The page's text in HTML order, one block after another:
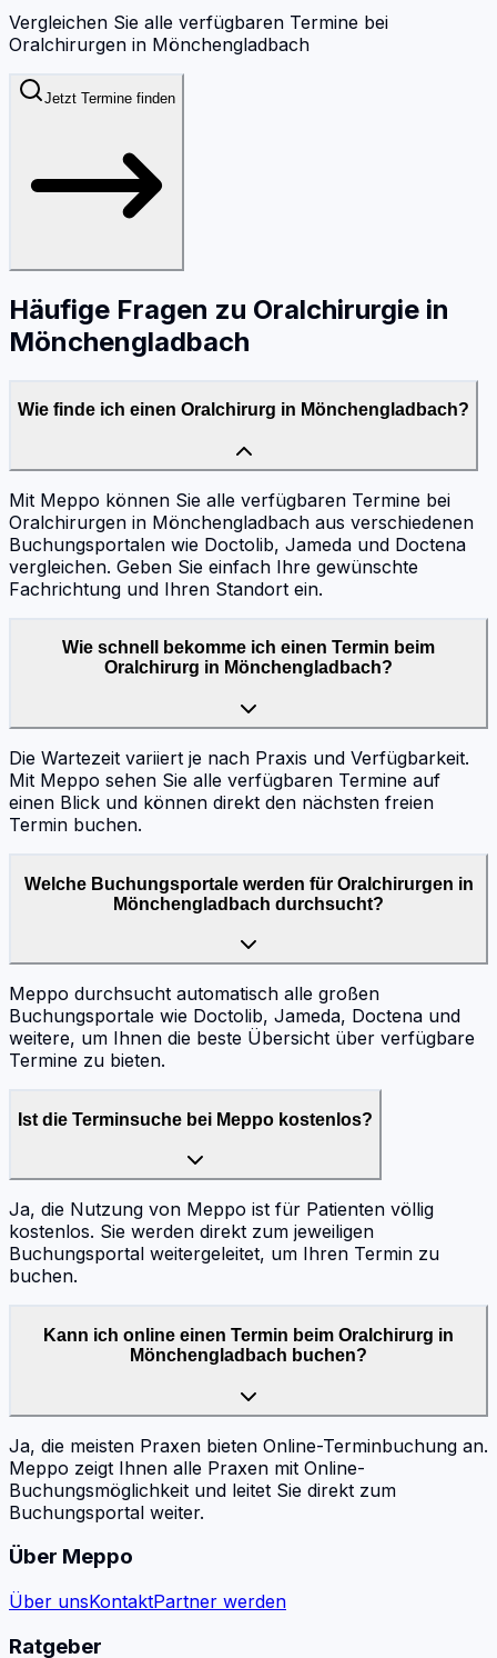
Vergleichen Sie alle verfügbaren Termine bei
Oralchirurgen in Mönchengladbach
Jetzt Termine finden
Häufige Fragen zu Oralchirurgie in
Mönchengladbach
Wie finde ich einen Oralchirurg in Mönchengladbach?
Mit Meppo können Sie alle verfügbaren Termine bei
Oralchirurgen in Mönchengladbach aus verschiedenen
Buchungsportalen wie Doctolib, Jameda und Doctena
vergleichen. Geben Sie einfach Ihre gewünschte
Fachrichtung und Ihren Standort ein.
Wie schnell bekomme ich einen Termin beim
Oralchirurg in Mönchengladbach?
Die Wartezeit variiert je nach Praxis und Verfügbarkeit.
Mit Meppo sehen Sie alle verfügbaren Termine auf
einen Blick und können direkt den nächsten freien
Termin buchen.
Welche Buchungsportale werden für Oralchirurgen in
Mönchengladbach durchsucht?
Meppo durchsucht automatisch alle großen
Buchungsportale wie Doctolib, Jameda, Doctena und
weitere, um Ihnen die beste Übersicht über verfügbare
Termine zu bieten.
Ist die Terminsuche bei Meppo kostenlos?
Ja, die Nutzung von Meppo ist für Patienten völlig
kostenlos. Sie werden direkt zum jeweiligen
Buchungsportal weitergeleitet, um Ihren Termin zu
buchen.
Kann ich online einen Termin beim Oralchirurg in
Mönchengladbach buchen?
Ja, die meisten Praxen bieten Online-Terminbuchung an.
Meppo zeigt Ihnen alle Praxen mit Online-
Buchungsmöglichkeit und leitet Sie direkt zum
Buchungsportal weiter.
Über Meppo
Über unsKontaktPartner werden
Ratgeber